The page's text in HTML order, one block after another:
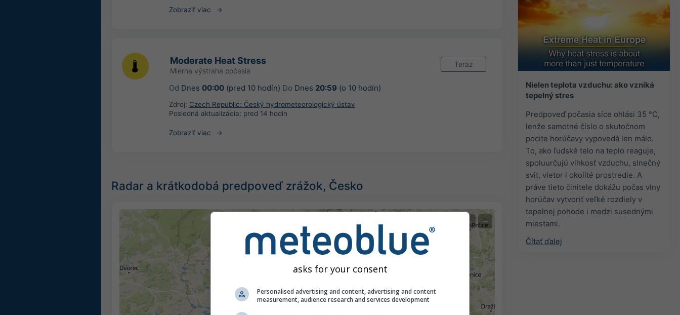
Nielen teplota vzduchu: ako vzniká
tepelný stres
Predpoveď počasia síce ohlási 35 °C,
lenže samotné číslo o skutočnom
pocite horúčavy vypovedá len málo.
To, ako ľudské telo na teplo reaguje,
spoluurčujú vlhkosť vzduchu, slnečný
svit, vietor i okolité prostredie. A
práve tieto činitele dokážu počas vlny
horúčav vytvoriť veľké rozdiely v
tepelnej pohode i medzi susednými
miestami.
Čítať ďalej
Zobraziť viac
Moderate Heat Stress
Mierna výstraha počasia
Teraz
Od Dnes 00:00(pred 10 hodín) Do Dnes 20:59 (o 10 hodín)
Zdroj: Czech Republic: Český hydrometeorologický ústav
Posledná aktualizácia: pred 14 hodín
Zobraziť viac
Radar a krátkodobá predpoveď zrážok, Česko
+ −
asks for your consent
Personalised advertising and content, advertising and content
measurement, audience research and services development